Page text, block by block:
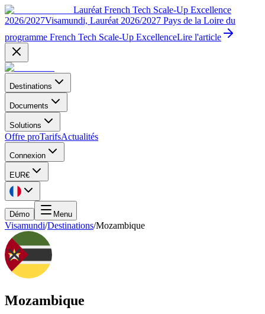
Lauréat French Tech Scale-Up Excellence
2026/2027Visamundi, Lauréat 2026/2027 Pays de la Loire du
programme French Tech Scale-Up ExcellenceLire l'article
Destinations
Documents
Solutions
Offre proTarifsActualités
Connexion
EUR€
Démo Menu
Visamundi/Destinations/Mozambique
Mozambique